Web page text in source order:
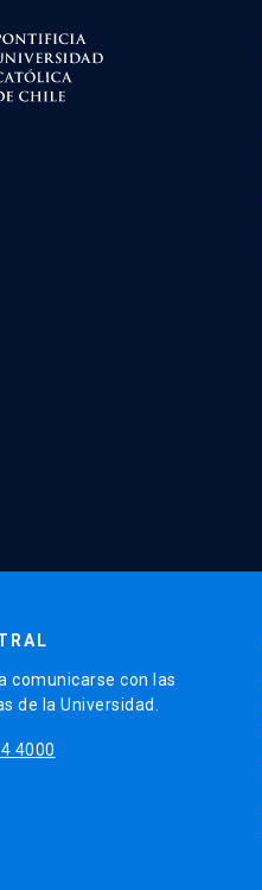
comunicarse con las
de la Universidad.
4000